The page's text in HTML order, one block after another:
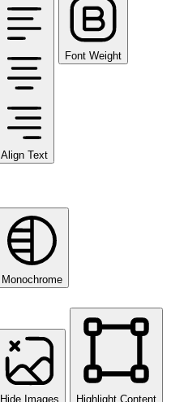
Align Text
Font Weight
Monochrome
Hide Images Highlight Content